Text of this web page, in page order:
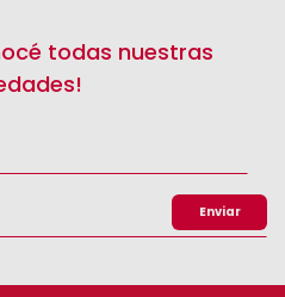
todas nuestras